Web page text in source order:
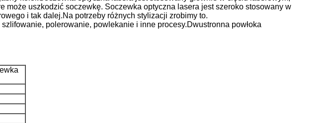
może uszkodzić soczewkę. Soczewka optyczna lasera jest szeroko stosowany w
i tak dalej.Na potrzeby różnych stylizacji zrobimy to.
polerowanie, powlekanie i inne procesy.Dwustronna powłoka